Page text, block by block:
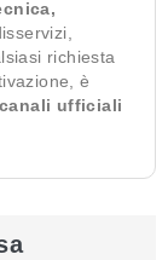
richiesta
è
ufficiali